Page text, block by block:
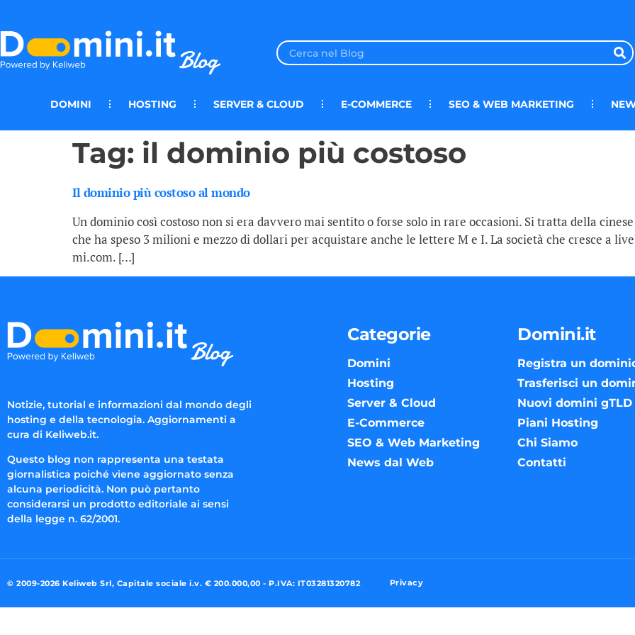
DOMINI HOSTING SERVER & CLOUD E-COMMERCE SEO & WEB MARKETING
Tag: il dominio più costoso
Il dominio più costoso al mondo
Un dominio così costoso non si era davvero mai sentito o forse solo in rare occasioni. Si tratta della
che ha speso 3 milioni e mezzo di dollari per acquistare anche le lettere M e I. La società che cresce a
mi.com. […]
Notizie, tutorial e informazioni dal mondo degli
hosting e della tecnologia. Aggiornamenti a
cura di Keliweb.it.
Questo blog non rappresenta una testata
giornalistica poiché viene aggiornato senza
alcuna periodicità. Non può pertanto
considerarsi un prodotto editoriale ai sensi
della legge n. 62/2001.
Categorie
Domini
Hosting
Server & Cloud
E-Commerce
SEO & Web Marketing
News dal Web
Domini.it
Registra un
Trasferisci un
Nuovi domini gTLD
Piani Hosting
Chi Siamo
Contatti
© 2009-2026 Keliweb Srl, Capitale sociale i.v. € 200.000,00 - P.IVA: IT03281320782 Privacy